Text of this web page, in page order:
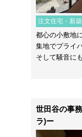
注文住宅・新
都心の小敷地
集地でプライ
そして騒音に
世田谷の事
ラ)ー